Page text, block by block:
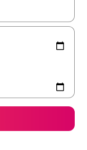
mit den